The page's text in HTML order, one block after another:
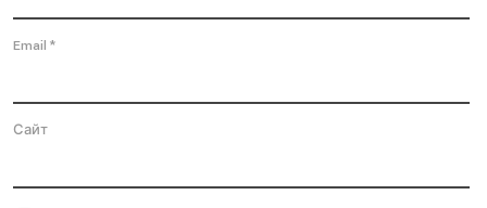
Email *
Сайт